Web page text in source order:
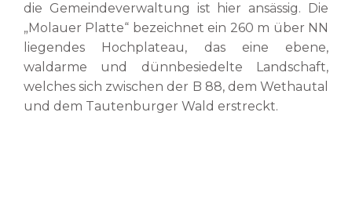
die Gemeindeverwaltung ist hier ansässig. Die
„Molauer Platte“ bezeichnet ein 260 m über NN
liegendes Hochplateau, das eine ebene,
waldarme und dünnbesiedelte Landschaft,
welches sich zwischen der B 88, dem Wethautal
und dem Tautenburger Wald erstreckt.